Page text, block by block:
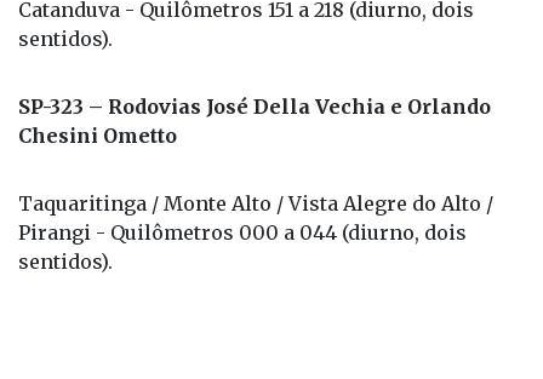
Catanduva - Quilômetros 151 a 218 (diurno, dois
sentidos).
SP-323 – Rodovias José Della Vechia e Orlando
Chesini Ometto
Taquaritinga / Monte Alto / Vista Alegre do Alto /
Pirangi - Quilômetros 000 a 044 (diurno, dois
sentidos).